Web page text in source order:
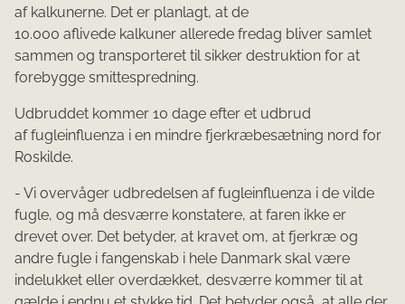
af kalkunerne. Det er planlagt, at de
10.000 aflivede kalkuner allerede fredag bliver samlet
sammen og transporteret til sikker destruktion for at
forebygge smittespredning.
Udbruddet kommer 10 dage efter et udbrud
af fugleinfluenza i en mindre fjerkræbesætning nord for
Roskilde.
- Vi overvåger udbredelsen af fugleinfluenza i de vilde
fugle, og må desværre konstatere, at faren ikke er
drevet over. Det betyder, at kravet om, at fjerkræ og
andre fugle i fangenskab i hele Danmark skal være
indelukket eller overdækket, desværre kommer til at